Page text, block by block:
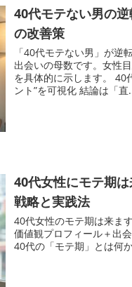
40代モテない男の
の改善策
「40代モテない男」が逆
出会いの母数です。女性
を具体的に示します。 40
ント”を可視化 結論は「直
40代女性にモテ期
戦略と実践法
40代女性のモテ期は来ま
価値観プロフィール＋出
40代の「モテ期」とは何